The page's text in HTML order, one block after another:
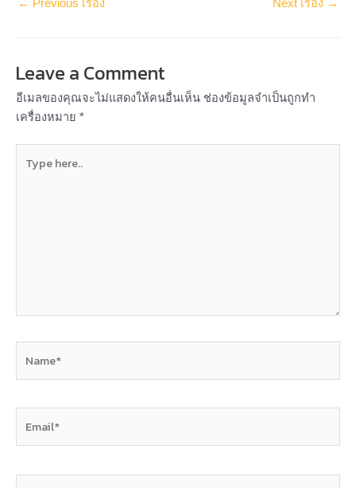
← Previous เรื่อง Next เรื่อง →
Leave a Comment
อีเมลของคุณจะไม่แสดงให้คนอื่นเห็น ช่องข้อมูลจำเป็นถูกทำ
เครื่องหมาย *
here..